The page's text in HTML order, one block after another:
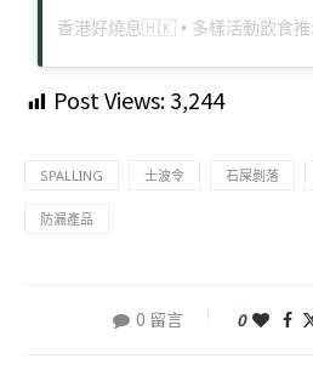
Post Views:3,244
SPALLING 士波令 石屎剝落
防漏產品
0 留言 0